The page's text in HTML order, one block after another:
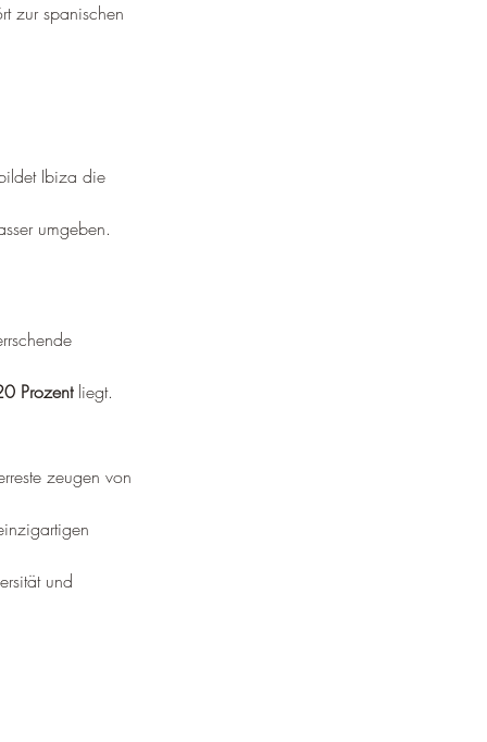
zur spanischen
Ibiza die
umgeben.
Prozent liegt.
zeugen von
und